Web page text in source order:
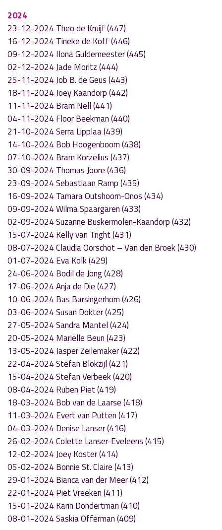
2024
23-12-2024 Theo de Kruijf (447)
16-12-2024 Tineke de Koff (446)
09-12-2024 Ilona Guldemeester (445)
02-12-2024 Jade Moritz (444)
25-11-2024 Job B. de Geus (443)
18-11-2024 Joey Kaandorp (442)
11-11-2024 Bram Nell (441)
04-11-2024 Floor Beekman (440)
21-10-2024 Serra Lipplaa (439)
14-10-2024 Bob Hoogenboom (438)
07-10-2024 Bram Korzelius (437)
30-09-2024 Thomas Joore (436)
23-09-2024 Sebastiaan Ramp (435)
16-09-2024 Tamara Outshoorn-Onos (434)
09-09-2024 Wilma Spaargaren (433)
02-09-2024 Suzanne Buskermolen-Kaandorp (432)
15-07-2024 Kelly van Tright (431)
08-07-2024 Claudia Oorschot – Van den Broek (430)
01-07-2024 Eva Kolk (429)
24-06-2024 Bodil de Jong (428)
17-06-2024 Anja de Die (427)
10-06-2024 Bas Barsingerhorn (426)
03-06-2024 Susan Dokter (425)
27-05-2024 Sandra Mantel (424)
20-05-2024 Mariëlle Beun (423)
13-05-2024 Jasper Zeilemaker (422)
22-04-2024 Stefan Blokzijl (421)
15-04-2024 Stefan Verbeek (420)
08-04-2024 Ruben Piet (419)
18-03-2024 Bob van de Laarse (418)
11-03-2024 Evert van Putten (417)
04-03-2024 Denise Lanser (416)
26-02-2024 Colette Lanser-Eveleens (415)
12-02-2024 Joey Koster (414)
05-02-2024 Bonnie St. Claire (413)
29-01-2024 Bianca van der Meer (412)
22-01-2024 Piet Vreeken (411)
15-01-2024 Karin Dondertman (410)
08-01-2024 Saskia Offerman (409)